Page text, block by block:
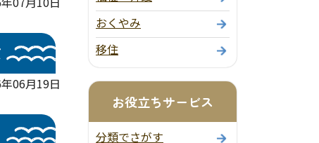
06月19日
おくやみ
移住
お役立ちサービス
分類でさがす